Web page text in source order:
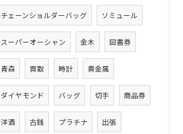
チェーンショルダーバッグ ソミュール
スーパーオーシャン 金木 図書券
青森 買取 時計 貴金属
ダイヤモンド バッグ 切手 商品券
洋酒 古銭 プラチナ 出張